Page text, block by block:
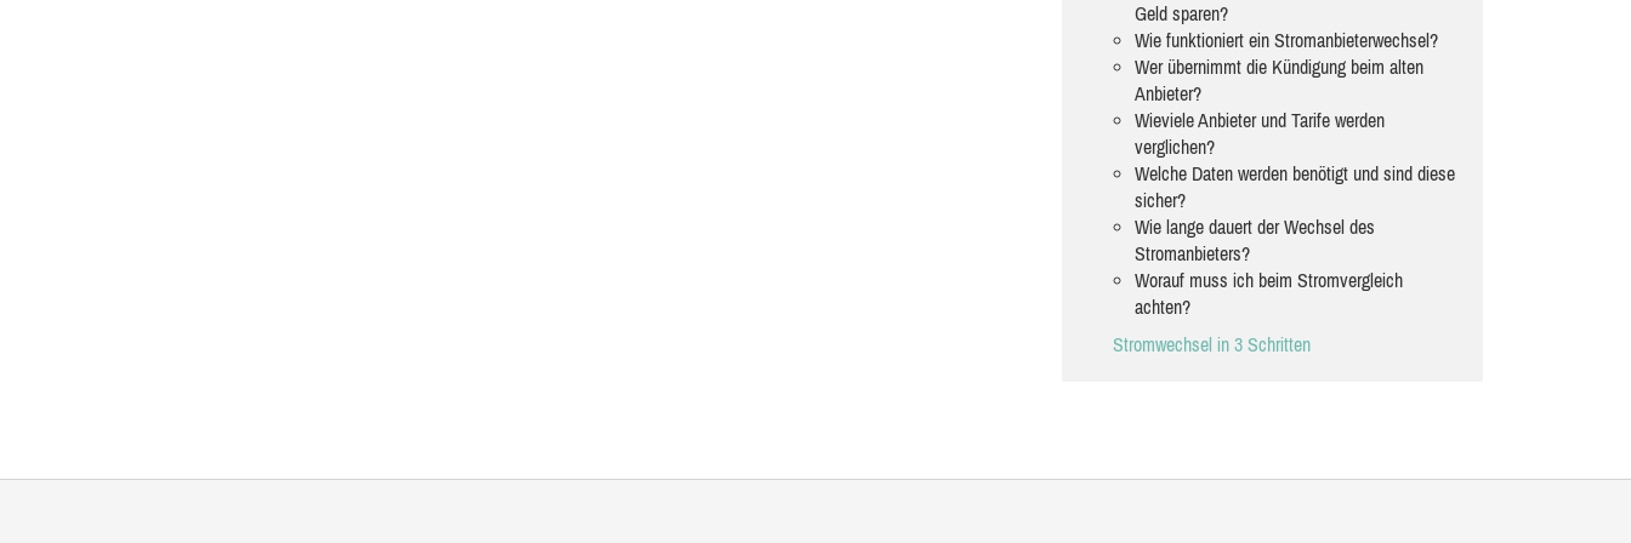
Geld sparen?
Wie funktioniert ein Stromanbieterwechsel?
Wer übernimmt die Kündigung beim alten
Anbieter?
Wieviele Anbieter und Tarife werden
verglichen?
Welche Daten werden benötigt und sind diese
sicher?
Wie lange dauert der Wechsel des
Stromanbieters?
Worauf muss ich beim Stromvergleich
achten?
Stromwechsel in 3 Schritten